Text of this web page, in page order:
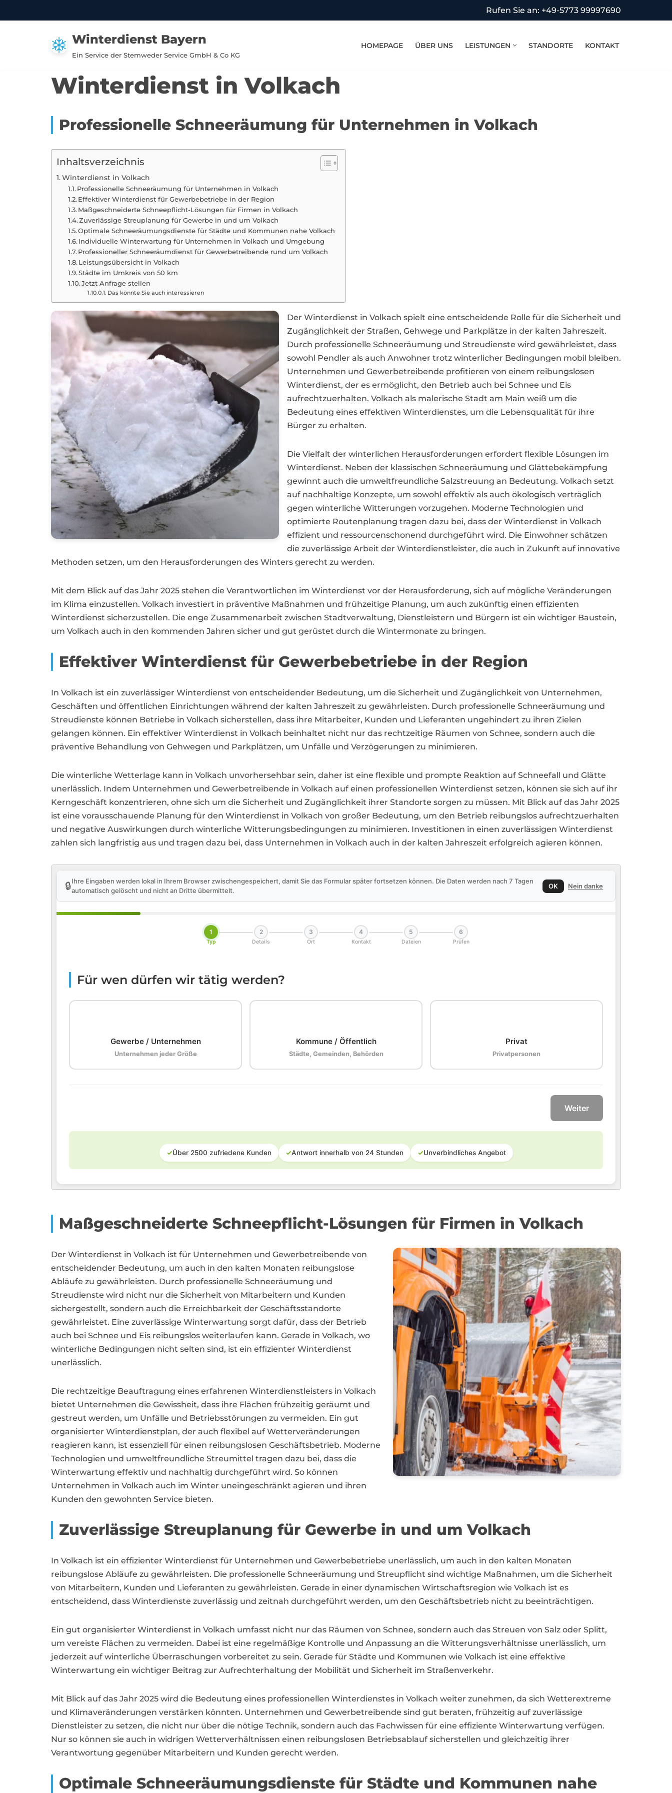
Rufen Sie an: +49-5773 99997690
Winterdienst Bayern
Ein Service der Stemweder Service GmbH & Co KG
HOMEPAGE ÜBER UNS LEISTUNGEN STANDORTE KONTAKT
Winterdienst in Volkach
Professionelle Schneeräumung für Unternehmen in Volkach
Inhaltsverzeichnis
Winterdienst in Volkach
Professionelle Schneeräumung für Unternehmen in Volkach
Effektiver Winterdienst für Gewerbebetriebe in der Region
Maßgeschneiderte Schneepflicht-Lösungen für Firmen in Volkach
Zuverlässige Streuplanung für Gewerbe in und um Volkach
Optimale Schneeräumungsdienste für Städte und Kommunen nahe Volkach
Individuelle Winterwartung für Unternehmen in Volkach und Umgebung
Professioneller Schneeräumdienst für Gewerbetreibende rund um Volkach
Leistungsübersicht in Volkach
Städte im Umkreis von 50 km
Jetzt Anfrage stellen
Das könnte Sie auch interessieren
Der Winterdienst in Volkach spielt eine entscheidende Rolle für die Sicherheit und
Zugänglichkeit der Straßen, Gehwege und Parkplätze in der kalten Jahreszeit.
Durch professionelle Schneeräumung und Streudienste wird gewährleistet, dass
sowohl Pendler als auch Anwohner trotz winterlicher Bedingungen mobil bleiben.
Unternehmen und Gewerbetreibende profitieren von einem reibungslosen
Winterdienst, der es ermöglicht, den Betrieb auch bei Schnee und Eis
aufrechtzuerhalten. Volkach als malerische Stadt am Main weiß um die
Bedeutung eines effektiven Winterdienstes, um die Lebensqualität für ihre
Bürger zu erhalten.
Die Vielfalt der winterlichen Herausforderungen erfordert flexible Lösungen im
Winterdienst. Neben der klassischen Schneeräumung und Glättebekämpfung
gewinnt auch die umweltfreundliche Salzstreuung an Bedeutung. Volkach setzt
auf nachhaltige Konzepte, um sowohl effektiv als auch ökologisch verträglich
gegen winterliche Witterungen vorzugehen. Moderne Technologien und
optimierte Routenplanung tragen dazu bei, dass der Winterdienst in Volkach
effizient und ressourcenschonend durchgeführt wird. Die Einwohner schätzen
die zuverlässige Arbeit der Winterdienstleister, die auch in Zukunft auf innovative
Methoden setzen, um den Herausforderungen des Winters gerecht zu werden.
Mit dem Blick auf das Jahr 2025 stehen die Verantwortlichen im Winterdienst vor der Herausforderung, sich auf mögliche Veränderungen
im Klima einzustellen. Volkach investiert in präventive Maßnahmen und frühzeitige Planung, um auch zukünftig einen effizienten
Winterdienst sicherzustellen. Die enge Zusammenarbeit zwischen Stadtverwaltung, Dienstleistern und Bürgern ist ein wichtiger Baustein,
um Volkach auch in den kommenden Jahren sicher und gut gerüstet durch die Wintermonate zu bringen.
Effektiver Winterdienst für Gewerbebetriebe in der Region
In Volkach ist ein zuverlässiger Winterdienst von entscheidender Bedeutung, um die Sicherheit und Zugänglichkeit von Unternehmen,
Geschäften und öffentlichen Einrichtungen während der kalten Jahreszeit zu gewährleisten. Durch professionelle Schneeräumung und
Streudienste können Betriebe in Volkach sicherstellen, dass ihre Mitarbeiter, Kunden und Lieferanten ungehindert zu ihren Zielen
gelangen können. Ein effektiver Winterdienst in Volkach beinhaltet nicht nur das rechtzeitige Räumen von Schnee, sondern auch die
präventive Behandlung von Gehwegen und Parkplätzen, um Unfälle und Verzögerungen zu minimieren.
Die winterliche Wetterlage kann in Volkach unvorhersehbar sein, daher ist eine flexible und prompte Reaktion auf Schneefall und Glätte
unerlässlich. Indem Unternehmen und Gewerbetreibende in Volkach auf einen professionellen Winterdienst setzen, können sie sich auf ihr
Kerngeschäft konzentrieren, ohne sich um die Sicherheit und Zugänglichkeit ihrer Standorte sorgen zu müssen. Mit Blick auf das Jahr 2025
ist eine vorausschauende Planung für den Winterdienst in Volkach von großer Bedeutung, um den Betrieb reibungslos aufrechtzuerhalten
und negative Auswirkungen durch winterliche Witterungsbedingungen zu minimieren. Investitionen in einen zuverlässigen Winterdienst
zahlen sich langfristig aus und tragen dazu bei, dass Unternehmen in Volkach auch in der kalten Jahreszeit erfolgreich agieren können.
🔒Ihre Eingaben werden lokal in Ihrem Browser zwischengespeichert, damit Sie das Formular später fortsetzen können. Die Daten werden nach 7 Tagen
automatisch gelöscht und nicht an Dritte übermittelt.
OK Nein danke
1
Typ
2
Details
3
Ort
4
Kontakt
5
Dateien
6
Prüfen
Für wen dürfen wir tätig werden?
Gewerbe / Unternehmen
Unternehmen jeder Größe
Kommune / Öffentlich
Städte, Gemeinden, Behörden
Privat
Privatpersonen
Weiter
✓Über 2500 zufriedene Kunden ✓Antwort innerhalb von 24 Stunden ✓Unverbindliches Angebot
Maßgeschneiderte Schneepflicht-Lösungen für Firmen in Volkach
Der Winterdienst in Volkach ist für Unternehmen und Gewerbetreibende von
entscheidender Bedeutung, um auch in den kalten Monaten reibungslose
Abläufe zu gewährleisten. Durch professionelle Schneeräumung und
Streudienste wird nicht nur die Sicherheit von Mitarbeitern und Kunden
sichergestellt, sondern auch die Erreichbarkeit der Geschäftsstandorte
gewährleistet. Eine zuverlässige Winterwartung sorgt dafür, dass der Betrieb
auch bei Schnee und Eis reibungslos weiterlaufen kann. Gerade in Volkach, wo
winterliche Bedingungen nicht selten sind, ist ein effizienter Winterdienst
unerlässlich.
Die rechtzeitige Beauftragung eines erfahrenen Winterdienstleisters in Volkach
bietet Unternehmen die Gewissheit, dass ihre Flächen frühzeitig geräumt und
gestreut werden, um Unfälle und Betriebsstörungen zu vermeiden. Ein gut
organisierter Winterdienstplan, der auch flexibel auf Wetterveränderungen
reagieren kann, ist essenziell für einen reibungslosen Geschäftsbetrieb. Moderne
Technologien und umweltfreundliche Streumittel tragen dazu bei, dass die
Winterwartung effektiv und nachhaltig durchgeführt wird. So können
Unternehmen in Volkach auch im Winter uneingeschränkt agieren und ihren
Kunden den gewohnten Service bieten.
Zuverlässige Streuplanung für Gewerbe in und um Volkach
In Volkach ist ein effizienter Winterdienst für Unternehmen und Gewerbebetriebe unerlässlich, um auch in den kalten Monaten
reibungslose Abläufe zu gewährleisten. Die professionelle Schneeräumung und Streupflicht sind wichtige Maßnahmen, um die Sicherheit
von Mitarbeitern, Kunden und Lieferanten zu gewährleisten. Gerade in einer dynamischen Wirtschaftsregion wie Volkach ist es
entscheidend, dass Winterdienste zuverlässig und zeitnah durchgeführt werden, um den Geschäftsbetrieb nicht zu beeinträchtigen.
Ein gut organisierter Winterdienst in Volkach umfasst nicht nur das Räumen von Schnee, sondern auch das Streuen von Salz oder Splitt,
um vereiste Flächen zu vermeiden. Dabei ist eine regelmäßige Kontrolle und Anpassung an die Witterungsverhältnisse unerlässlich, um
jederzeit auf winterliche Überraschungen vorbereitet zu sein. Gerade für Städte und Kommunen wie Volkach ist eine effektive
Winterwartung ein wichtiger Beitrag zur Aufrechterhaltung der Mobilität und Sicherheit im Straßenverkehr.
Mit Blick auf das Jahr 2025 wird die Bedeutung eines professionellen Winterdienstes in Volkach weiter zunehmen, da sich Wetterextreme
und Klimaveränderungen verstärken könnten. Unternehmen und Gewerbetreibende sind gut beraten, frühzeitig auf zuverlässige
Dienstleister zu setzen, die nicht nur über die nötige Technik, sondern auch das Fachwissen für eine effiziente Winterwartung verfügen.
Nur so können sie auch in widrigen Wetterverhältnissen einen reibungslosen Betriebsablauf sicherstellen und gleichzeitig ihrer
Verantwortung gegenüber Mitarbeitern und Kunden gerecht werden.
Optimale Schneeräumungsdienste für Städte und Kommunen nahe